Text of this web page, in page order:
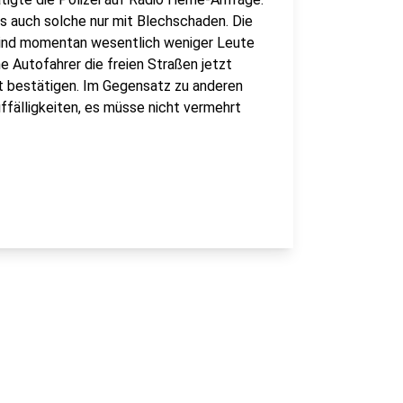
solche nur mit Blechschaden. Die
momentan wesentlich weniger Leute
Autofahrer die freien Straßen jetzt
bestätigen. Im Gegensatz zu anderen
es müsse nicht vermehrt